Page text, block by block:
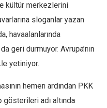
kültür merkezlerini
sloganlar yazan
havaalanlarında
geri durmuyor. Avrupa’nın
yetiniyor.
hemen ardından PKK
adı altında